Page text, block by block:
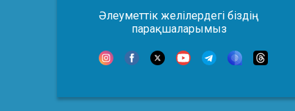
Әлеуметтік желілердегі біздің
парақшаларымыз